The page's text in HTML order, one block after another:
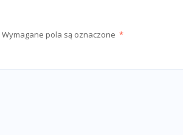
Wymagane pola są oznaczone *